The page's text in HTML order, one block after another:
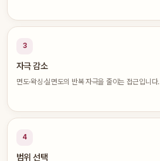
3
자극 감소
면도·왁싱·실면도의 반복 자극을 줄이는 접근입니다.
4
범위 선택